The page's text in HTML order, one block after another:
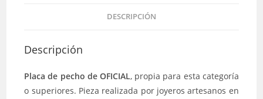
DESCRIPCIÓN
Descripción
Placa de pecho de OFICIAL, propia para esta categoría
o superiores. Pieza realizada por joyeros artesanos en